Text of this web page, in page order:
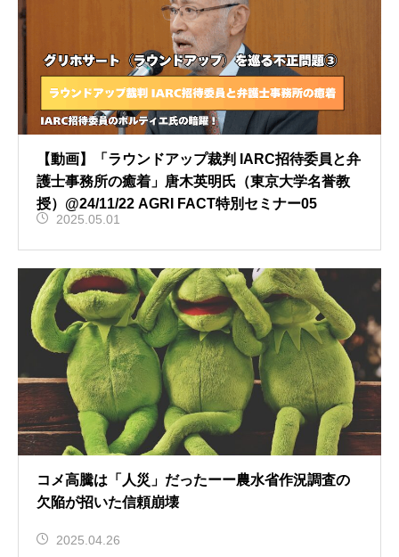
【動画】「ラウンドアップ裁判 IARC招待委員と弁
護士事務所の癒着」唐木英明氏（東京大学名誉教
授）@24/11/22 AGRI FACT特別セミナー05
2025.05.01
コメ高騰は「人災」だったーー農水省作況調査の
欠陥が招いた信頼崩壊
2025.04.26